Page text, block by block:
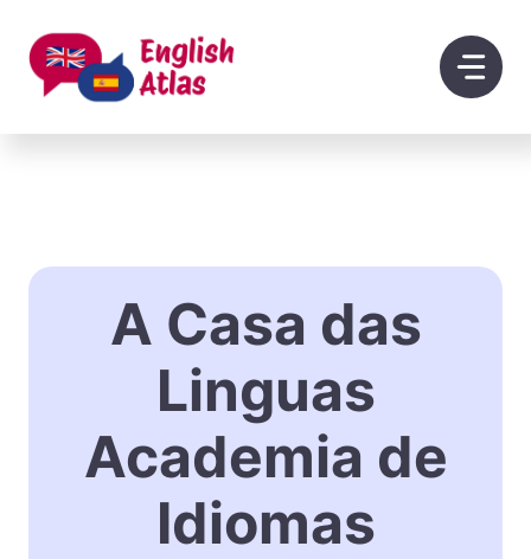
contenido
A Casa das
Linguas
Academia de
Idiomas